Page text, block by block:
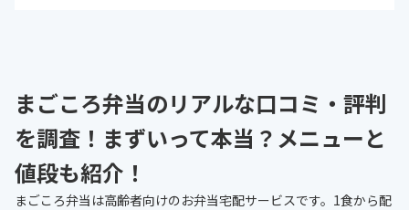
まごころ弁当のリアルな口コミ・評判
を調査！まずいって本当？メニューと
値段も紹介！
まごころ弁当は高齢者向けのお弁当宅配サービスです。1食から配